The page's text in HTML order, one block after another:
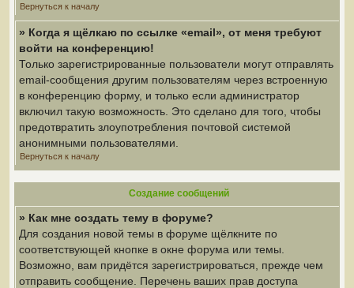
Вернуться к началу
» Когда я щёлкаю по ссылке «email», от меня требуют
войти на конференцию!
Только зарегистрированные пользователи могут отправлять
email-сообщения другим пользователям через встроенную
в конференцию форму, и только если администратор
включил такую возможность. Это сделано для того, чтобы
предотвратить злоупотребления почтовой системой
анонимными пользователями.
Вернуться к началу
Создание сообщений
» Как мне создать тему в форуме?
Для создания новой темы в форуме щёлкните по
соответствующей кнопке в окне форума или темы.
Возможно, вам придётся зарегистрироваться, прежде чем
отправить сообщение. Перечень ваших прав доступа